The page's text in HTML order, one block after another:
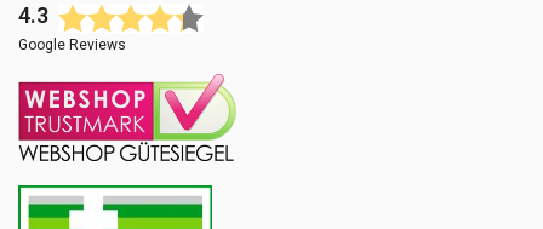
4.3
Google Reviews